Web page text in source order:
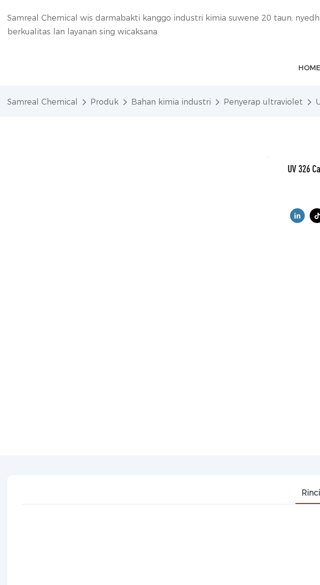
Samreal Chemical wis darmabakti kanggo industri kimia suwene 20 taun,
berkualitas lan layanan sing wicaksana.
HOME
Samreal Chemical Produk Bahan kimia industri Penyerap ultraviolet
UV 326